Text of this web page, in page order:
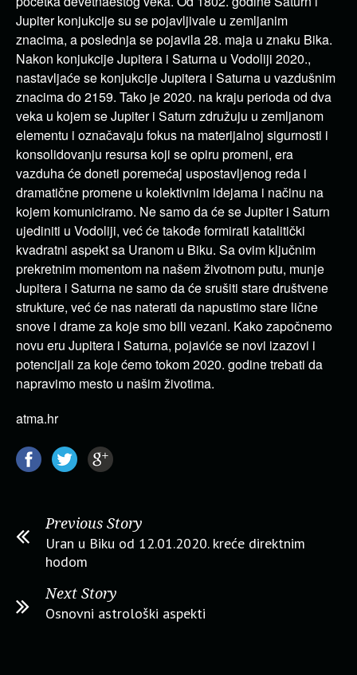
Jupiter konjukcije su se pojavljivale u zemljanim
znacima, a poslednja se pojavila 28. maja u znaku Bika.
Nakon konjukcije Jupitera i Saturna u Vodoliji 2020.,
nastavljaće se konjukcije Jupitera i Saturna u vazdušnim
znacima do 2159. Tako je 2020. na kraju perioda od dva
veka u kojem se Jupiter i Saturn združuju u zemljanom
elementu i označavaju fokus na materijalnoj sigurnosti i
konsolidovanju resursa koji se opiru promeni, era
vazduha će doneti poremećaj uspostavljenog reda i
dramatične promene u kolektivnim idejama i načinu na
kojem komuniciramo. Ne samo da će seJupiter i Saturn
ujediniti u Vodoliji, već će takođe formirati katalitički
kvadratni aspekt sa Uranom u Biku. Sa ovim ključnim
prekretnim momentom na našem životnom putu, munje
Jupitera i Saturna ne samo da će srušiti stare društvene
strukture, već će nas naterati da napustimo stare lične
snove i drame za koje smo bili vezani. Kako započnemo
novu eru Jupitera i Saturna, pojaviće se novi izazovi i
potencijali za koje ćemo tokom 2020. godine trebati da
napravimo mesto u našim životima.
atma.hr
Previous Story
Uran u Biku od 12.01.2020. kreće direktnim
hodom
Next Story
Osnovni astrološki aspekti